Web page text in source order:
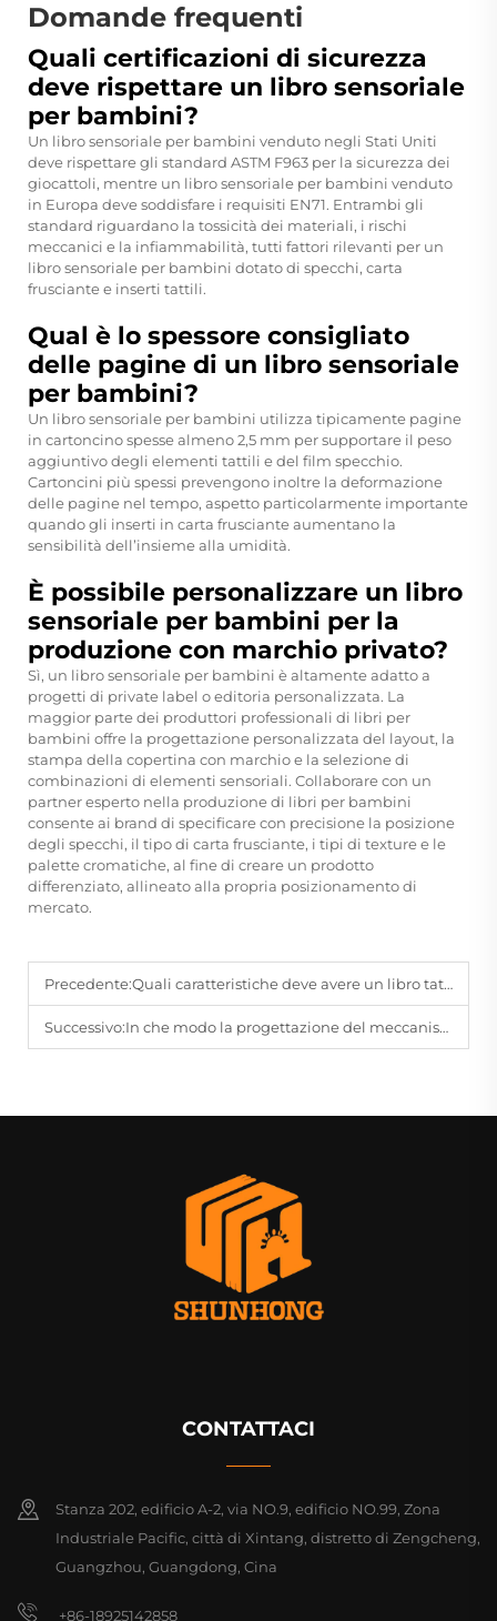
Domande frequenti
Quali certificazioni di sicurezza
deve rispettare un libro sensoriale
per bambini?
Un libro sensoriale per bambini venduto negli Stati Uniti
deve rispettare gli standard ASTM F963 per la sicurezza dei
giocattoli, mentre un libro sensoriale per bambini venduto
in Europa deve soddisfare i requisiti EN71. Entrambi gli
standard riguardano la tossicità dei materiali, i rischi
meccanici e la infiammabilità, tutti fattori rilevanti per un
libro sensoriale per bambini dotato di specchi, carta
frusciante e inserti tattili.
Qual è lo spessore consigliato
delle pagine di un libro sensoriale
per bambini?
Un libro sensoriale per bambini utilizza tipicamente pagine
in cartoncino spesse almeno 2,5 mm per supportare il peso
aggiuntivo degli elementi tattili e del film specchio.
Cartoncini più spessi prevengono inoltre la deformazione
delle pagine nel tempo, aspetto particolarmente importante
quando gli inserti in carta frusciante aumentano la
sensibilità dell’insieme alla umidità.
È possibile personalizzare un libro
sensoriale per bambini per la
produzione con marchio privato?
Sì, un libro sensoriale per bambini è altamente adatto a
progetti di private label o editoria personalizzata. La
maggior parte dei produttori professionali di libri per
bambini offre la progettazione personalizzata del layout, la
stampa della copertina con marchio e la selezione di
combinazioni di elementi sensoriali. Collaborare con un
partner esperto nella produzione di libri per bambini
consente ai brand di specificare con precisione la posizione
degli specchi, il tipo di carta frusciante, i tipi di texture e le
palette cromatiche, al fine di creare un prodotto
differenziato, allineato alla propria posizionamento di
mercato.
Precedente:Quali caratteristiche deve avere un libro tattile per resistere ai morsi e alle trazioni dei neonati?
Successivo:In che modo la progettazione del meccanismo centrale di un gioco da tavolo influisce sull'equilibrio del gioco e sull'immersione del giocatore?
CONTATTACI
Stanza 202, edificio A-2, via NO.9, edificio NO.99, Zona
Industriale Pacific, città di Xintang, distretto di Zengcheng,
Guangzhou, Guangdong, Cina
+86-18925142858